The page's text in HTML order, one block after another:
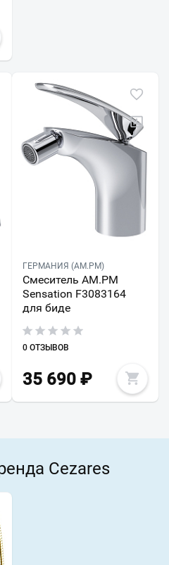
ГЕРМАНИЯ (AM.PM)
Смеситель AM.PM
Sensation F3083164
для биде
0 ОТЗЫВОВ
35 690₽
Cezares